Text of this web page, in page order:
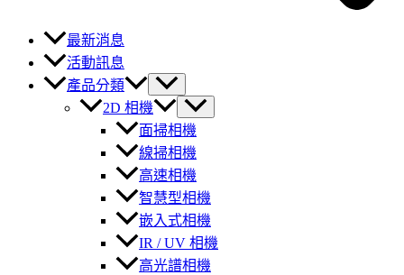
最新消息
活動訊息
產品分類
2D 相機
面掃相機
線掃相機
高速相機
智慧型相機
嵌入式相機
IR / UV 相機
高光譜相機